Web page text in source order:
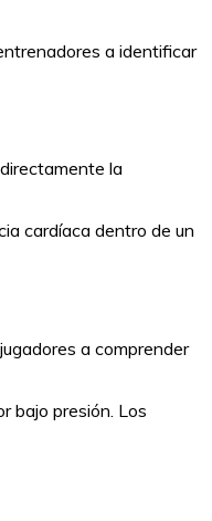
a identificar
la
cardíaca dentro de un
a comprender
bajo presión. Los